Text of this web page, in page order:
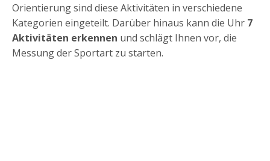
Orientierung sind diese Aktivitäten in verschiedene
Kategorien eingeteilt. Darüber hinaus kann die Uhr 7
Aktivitäten erkennen und schlägt Ihnen vor, die
Messung der Sportart zu starten.